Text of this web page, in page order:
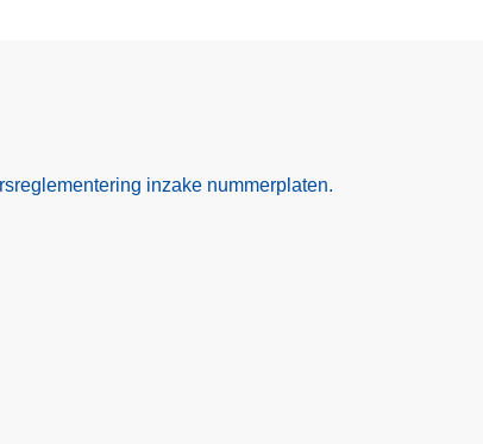
inzake nummerplaten.